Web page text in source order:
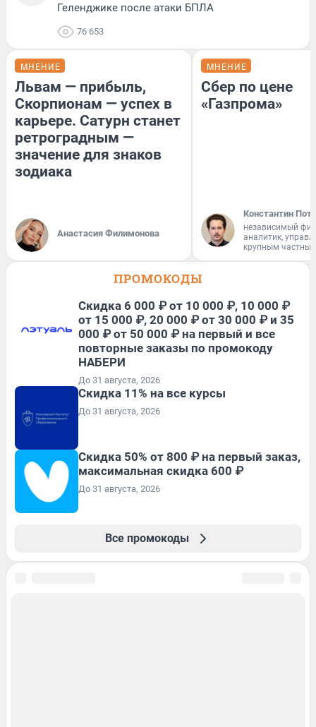
Геленджике после атаки БПЛА
76 653
МНЕНИЕ
Львам — прибыль,
Скорпионам — успех в
карьере. Сатурн станет
ретроградным —
значение для знаков
зодиака
Анастасия Филимонова
МНЕНИЕ
Сбер по цене
«Газпрома»
Константин
независимый
аналитик,
крупным
ПРОМОКОДЫ
Скидка 6 000 ₽ от 10 000 ₽, 10 000 ₽
от 15 000 ₽, 20 000 ₽ от 30 000 ₽ и 35
000 ₽ от 50 000 ₽ на первый и все
повторные заказы по промокоду
НАБЕРИ
До 31 августа, 2026
Скидка 11% на все курсы
До 31 августа, 2026
Скидка 50% от 800 ₽ на первый заказ,
максимальная скидка 600 ₽
До 31 августа, 2026
Все промокоды